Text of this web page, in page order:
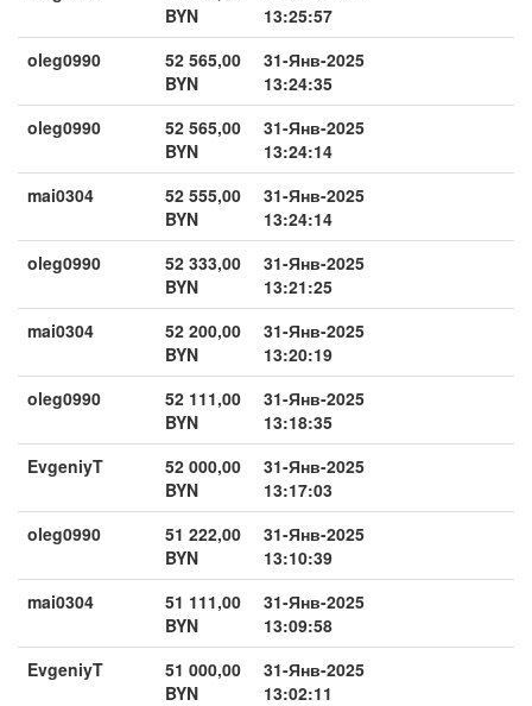
BYN
13:25:57
oleg0990
52 565,00
BYN
31-Янв-2025
13:24:35
oleg0990
52 565,00
BYN
31-Янв-2025
13:24:14
mai0304
52 555,00
BYN
31-Янв-2025
13:24:14
oleg0990
52 333,00
BYN
31-Янв-2025
13:21:25
mai0304
52 200,00
BYN
31-Янв-2025
13:20:19
oleg0990
52 111,00
BYN
31-Янв-2025
13:18:35
EvgeniyT
52 000,00
BYN
31-Янв-2025
13:17:03
oleg0990
51 222,00
BYN
31-Янв-2025
13:10:39
mai0304
51 111,00
BYN
31-Янв-2025
13:09:58
EvgeniyT
51 000,00
BYN
31-Янв-2025
13:02:11